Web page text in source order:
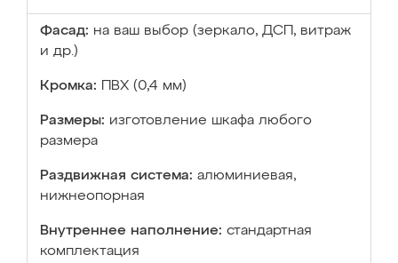
Фасад: на ваш выбор (зеркало, ДСП, витраж
и др.)
Кромка: ПВХ (0,4 мм)
Размеры: изготовление шкафа любого
размера
Раздвижная система: алюминиевая,
нижнеопорная
Внутреннее наполнение: стандартная
комплектация